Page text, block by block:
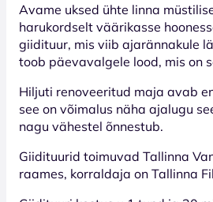
Avame uksed ühte linna
harukordselt väärikasse
giidituur, mis viib ajarännakule
toob päevavalgele lood, mis on
Hiljuti renoveeritud maja avab
see on võimalus näha ajalugu
nagu vähestel õnnestub.
Giidituurid toimuvad Tallinna
raames, korraldaja on Tallinna